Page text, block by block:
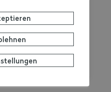
verfügbar
Vollzugs­
(SVK) stellt
sofort das LMV